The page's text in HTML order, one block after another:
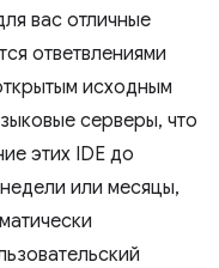
вас отличные
ответвлениями
исходным
серверы, что
этих IDE до
или месяцы,